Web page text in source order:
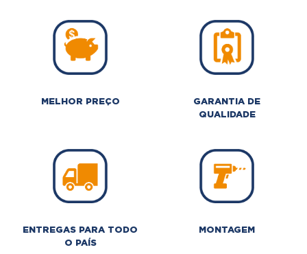
MELHOR PREÇO
GARANTIA DE
QUALIDADE
ENTREGAS PARA TODO
O PAÍS
MONTAGEM